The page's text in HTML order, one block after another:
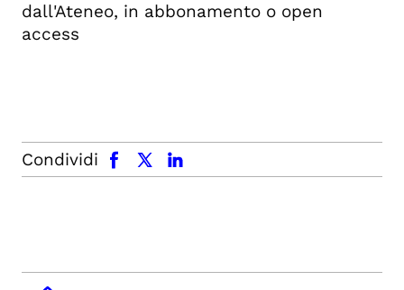
dall'Ateneo, in abbonamento o open
access
Condividi
facebook x.com linkedin